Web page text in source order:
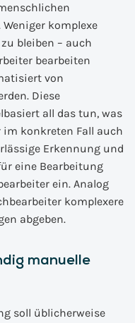
komplexe
bleiben – auch
bearbeiten
von
Diese
all das tun, was
konkreten Fall auch
Erkennung und
eine Bearbeitung
ein. Analog
komplexere
abgeben.
manuelle
soll üblicherweise